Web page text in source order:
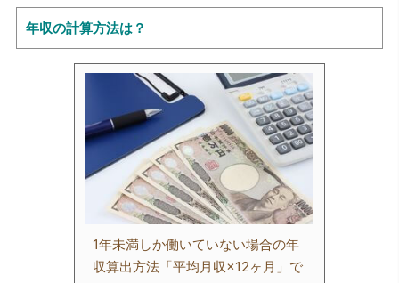
年収の計算方法は？
1年未満しか働いていない場合の年
収算出方法「平均月収×12ヶ月」で